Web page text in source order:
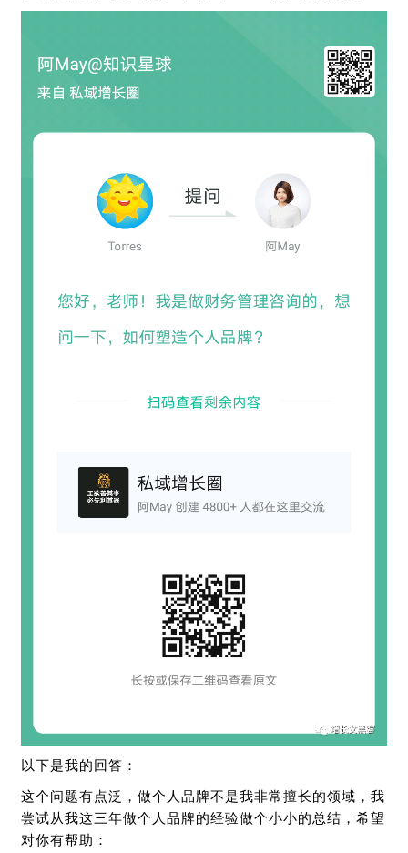
以下是我的回答：
这个问题有点泛，做个人品牌不是我非常擅长的领域，我
尝试从我这三年做个人品牌的经验做个小小的总结，希望
对你有帮助：